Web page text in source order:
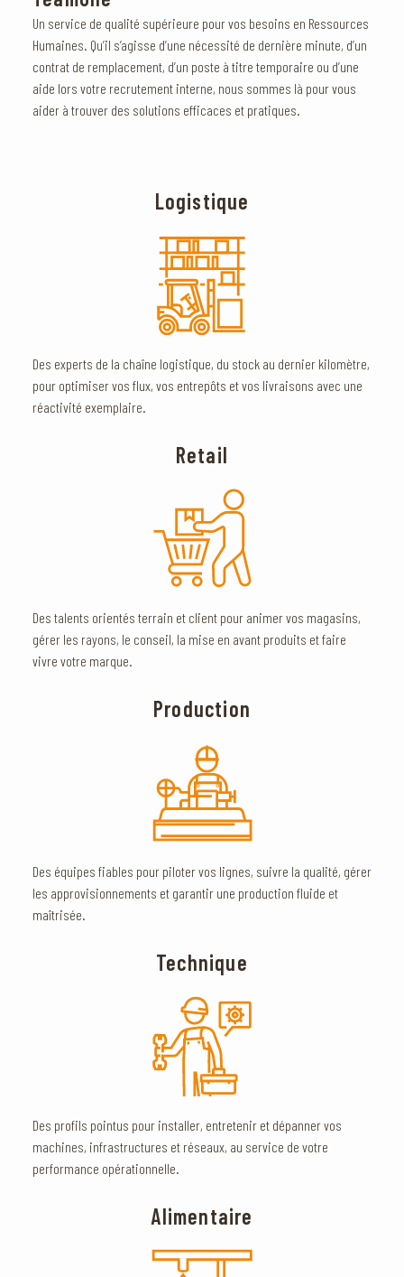
Un service de qualité supérieure pour vos besoins en Ressources
Humaines. Qu’il s’agisse d’une nécessité de dernière minute, d’un
contrat de remplacement, d’un poste à titre temporaire ou d’une
aide lors votre recrutement interne, nous sommes là pour vous
aider à trouver des solutions efficaces et pratiques.
Logistique
Des experts de la chaîne logistique, du stock au dernier kilomètre,
pour optimiser vos flux, vos entrepôts et vos livraisons avec une
réactivité exemplaire.
Retail
Des talents orientés terrain et client pour animer vos magasins,
gérer les rayons, le conseil, la mise en avant produits et faire
vivre votre marque.
Production
Des équipes fiables pour piloter vos lignes, suivre la qualité, gérer
les approvisionnements et garantir une production fluide et
maîtrisée.
Technique
Des profils pointus pour installer, entretenir et dépanner vos
machines, infrastructures et réseaux, au service de votre
performance opérationnelle.
Alimentaire